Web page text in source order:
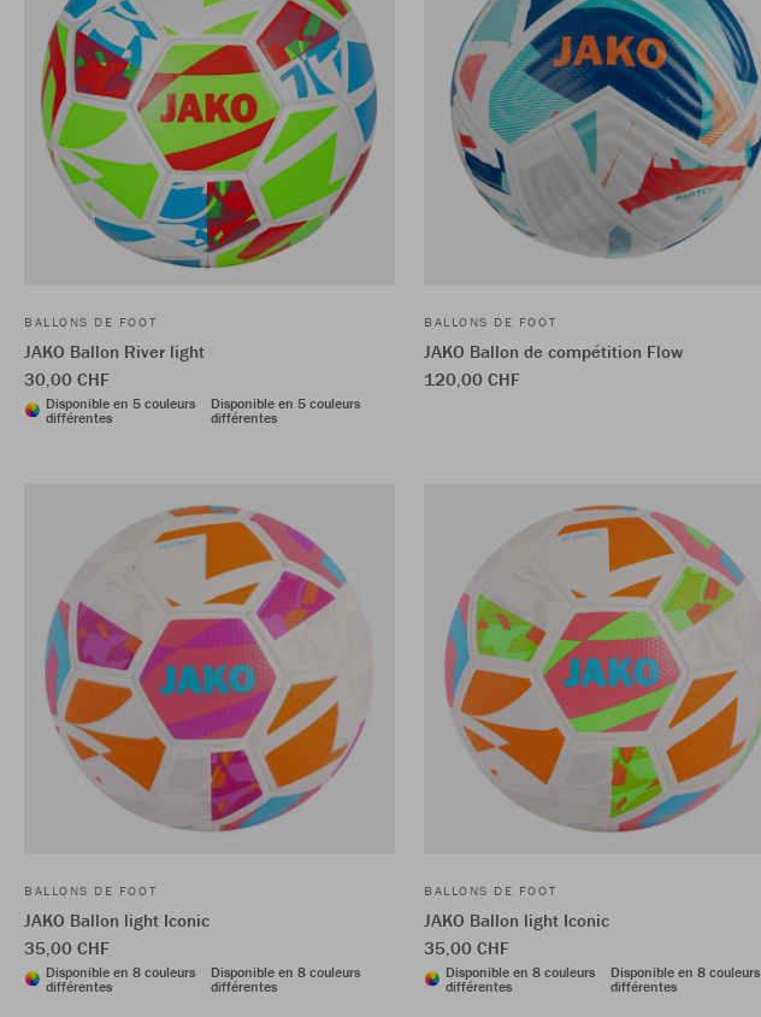
BALLONS DE FOOT
JAKO Ballon River light
30,00 CHF
Disponible en 5 couleurs
différentes
Disponible en 5 couleurs
différentes
BALLONS DE FOOT
JAKO Ballon de compétition Flow
120,00 CHF
BALLONS DE FOOT
JAKO Ballon light Iconic
35,00 CHF
Disponible en 8 couleurs
différentes
Disponible en 8 couleurs
différentes
BALLONS DE FOOT
JAKO Ballon light Iconic
35,00 CHF
Disponible en 8 couleurs
différentes
Disponible en 8 couleurs
différentes